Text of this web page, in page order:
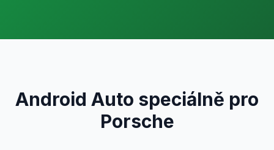
Android Auto speciálně pro
Porsche